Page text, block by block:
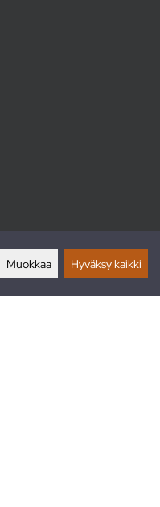
Muokkaa Hyväksy kaikki